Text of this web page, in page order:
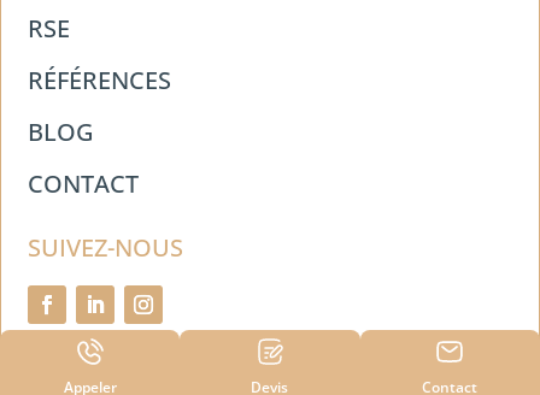
RSE
RÉFÉRENCES
BLOG
CONTACT
SUIVEZ-NOUS
Appeler Devis Contact